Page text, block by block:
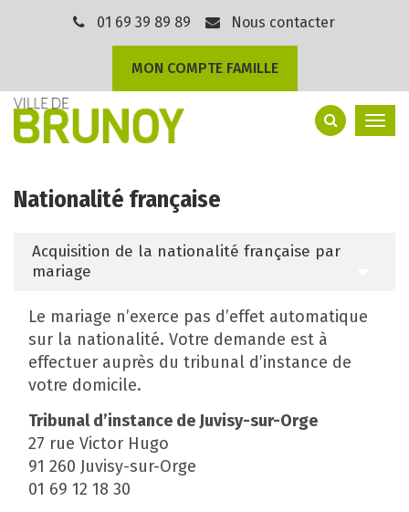
01 69 39 89 89 Nous contacter
MON COMPTE FAMILLE
Nationalité française
Acquisition de la nationalité française par
mariage
Le mariage n’exerce pas d’effet automatique
sur la nationalité. Votre demande est à
effectuer auprès du tribunal d’instance de
votre domicile.
Tribunal d’instance de Juvisy-sur-Orge
27 rue Victor Hugo
91 260 Juvisy-sur-Orge
01 69 12 18 30